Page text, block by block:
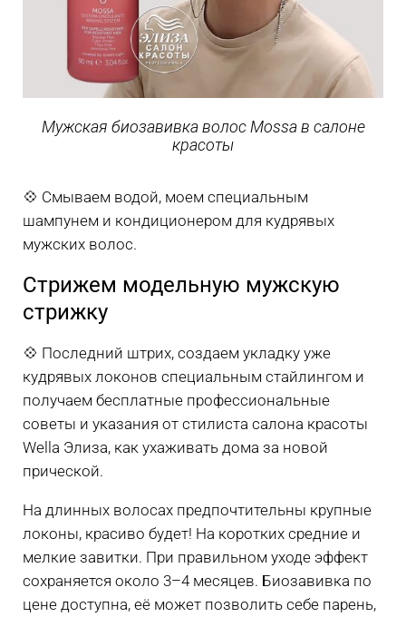
Мужская биозавивка волос Mossa в салоне
красоты
💠 Смываем водой, моем специальным
шампунем и кондиционером для кудрявых
мужских волос.
Стрижем модельную мужскую
стрижку
💠 Последний штрих, создаем укладку уже
кудрявых локонов специальным стайлингом и
получаем бесплатные профессиональные
советы и указания от стилиста салона красоты
Wella Элиза, как ухаживать дома за новой
прической.
На длинных волосах предпочтительны крупные
локоны, красиво будет! На коротких средние и
мелкие завитки. При правильном уходе эффект
сохраняется около 3–4 месяцев. Биозавивка по
цене доступна, её может позволить себе парень,